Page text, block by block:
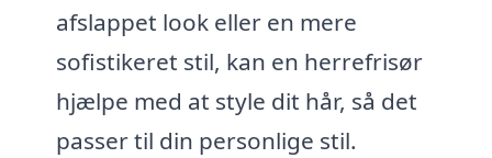
afslappet look eller en mere
sofistikeret stil, kan en herrefrisør
hjælpe med at style dit hår, så det
passer til din personlige stil.